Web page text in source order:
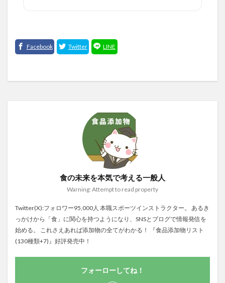
食の未来を本気で考える一般人
Warning: Attempt to read property
Twitter(X):フォロワー95,000人 本職スポーツインストラクター。 あるき
っかけから「食」に関心を持つようになり、SNSとブログで情報発信を
始める。 これさえあれば添加物の全てがわかる！ 『食品添加物リスト
(130種類+7)』好評発売中！
フォーローしてね！